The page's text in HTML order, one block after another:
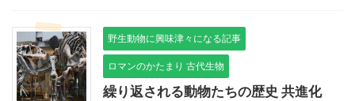
野生動物に興味津々になる記事
ロマンのかたまり 古代生物
繰り返される動物たちの歴史 共進化